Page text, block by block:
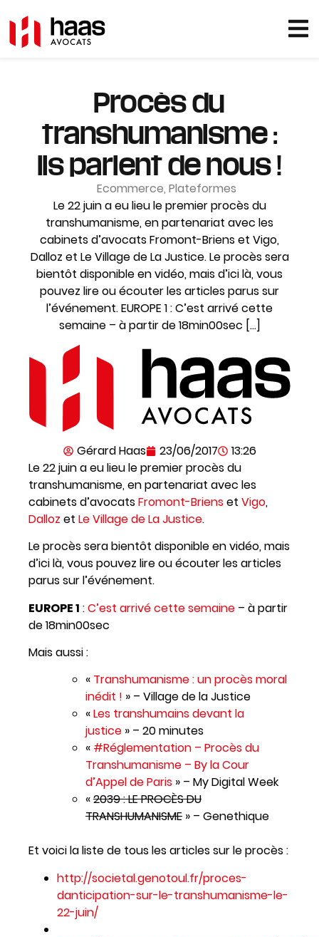
Procès du
transhumanisme :
ils parlent de nous !
Ecommerce, Plateformes
Le 22 juin a eu lieu le premier procès du
transhumanisme, en partenariat avec les
cabinets d’avocats Fromont-Briens et Vigo,
Dalloz et Le Village de La Justice. Le procès sera
bientôt disponible en vidéo, mais d’ici là, vous
pouvez lire ou écouter les articles parus sur
l’événement. EUROPE 1 : C’est arrivé cette
semaine – à partir de 18min00sec […]
Gérard Haas 23/06/2017
13:26
Le 22 juin a eu lieu le premier procès du
transhumanisme, en partenariat avec les
cabinets d’avocatsFromont-Brienset Vigo,
Dalloz et Le Village de La Justice.
Le procès sera bientôt disponible en vidéo, mais
d’ici là, vous pouvez lire ou écouter les articles
parus sur l’événement.
EUROPE 1 :C’est arrivé cette semaine – à partir
de 18min00sec
Mais aussi :
« Transhumanisme : un procès moral
inédit ! » – Village de la Justice
«Les transhumains devant la
justice » – 20 minutes
« #Réglementation – Procès du
Transhumanisme – By la Cour
d’Appel de Paris » – My Digital Week
«2039 : LE PROCÈS DU
TRANSHUMANISME » – Genethique
Et voici la liste de tous les articles sur le procès :
http://societal.genotoul.fr/proces-
danticipation-sur-le-transhumanisme-le-
22-juin/